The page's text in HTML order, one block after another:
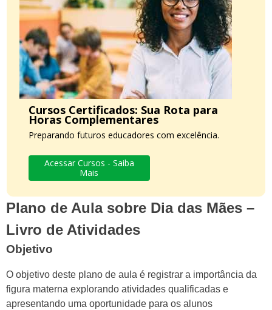
Cursos Certificados: Sua Rota para
Horas Complementares
Preparando futuros educadores com excelência.
Acessar Cursos - Saiba
Mais
Plano de Aula sobre Dia das Mães –
Livro de Atividades
Objetivo
O objetivo deste plano de aula é registrar a importância da
figura materna explorando atividades qualificadas e
apresentando uma oportunidade para os alunos